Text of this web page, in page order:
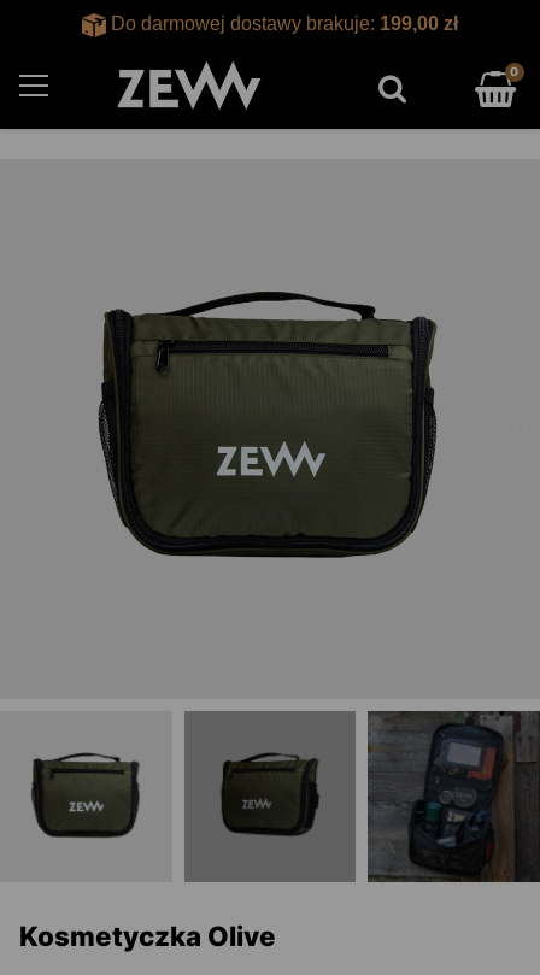
Do darmowej dostawy brakuje: 199,00 zł
Kosmetyczka Olive